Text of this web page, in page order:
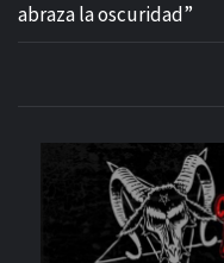
abraza la oscuridad”